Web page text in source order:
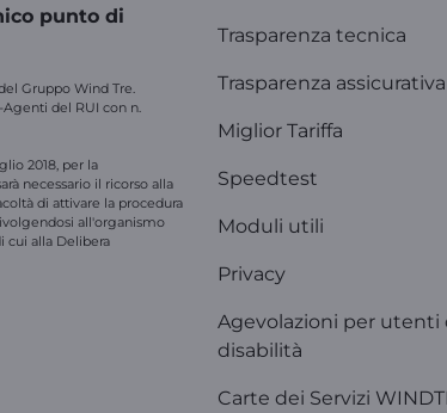
punto di
Gruppo Wind Tre.
Agenti del RUI con n.
2018, per la
necessario il ricorso alla
di attivare la procedura
all'organismo
cui alla Delibera
Trasparenza tecnica
Trasparenza assicurativa
Miglior Tariffa
Speedtest
Moduli utili
Privacy
Agevolazioni per utenti
disabilità
Carte dei Servizi